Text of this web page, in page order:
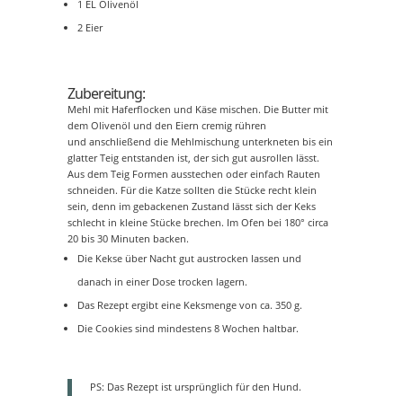
1 EL Olivenöl
2 Eier
Zubereitung:
Mehl mit Haferflocken und Käse mischen. Die Butter mit
dem Olivenöl und den Eiern cremig rühren
und anschließend die Mehlmischung unterkneten bis ein
glatter Teig entstanden ist, der sich gut ausrollen lässt.
Aus dem Teig Formen ausstechen oder einfach Rauten
schneiden. Für die Katze sollten die Stücke recht klein
sein, denn im gebackenen Zustand lässt sich der Keks
schlecht in kleine Stücke brechen. Im Ofen bei 180° circa
20 bis 30 Minuten backen.
Die Kekse über Nacht gut austrocken lassen und
danach in einer Dose trocken lagern.
Das Rezept ergibt eine Keksmenge von ca. 350 g.
Die Cookies sind mindestens 8 Wochen haltbar.
PS: Das Rezept ist ursprünglich für den Hund.